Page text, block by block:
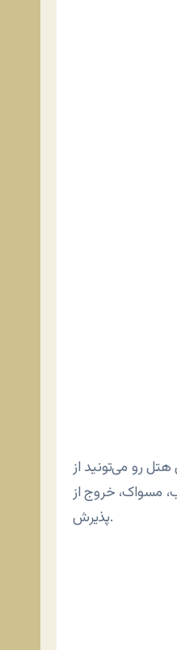
مسواک، خروج از
پذیرش.